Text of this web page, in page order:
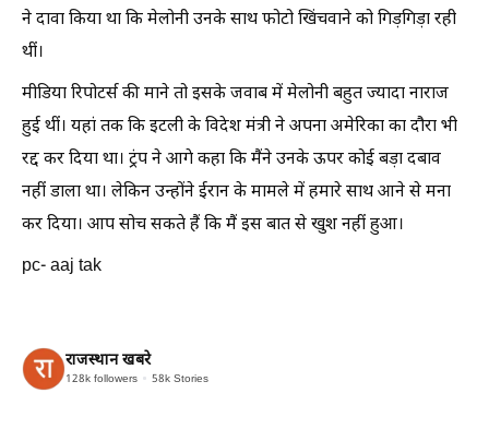
ने दावा किया था कि मेलोनी उनके साथ फोटो खिंचवाने को गिड़गिड़ा रही
थीं।
मीडिया रिपोटर्स की माने तो इसके जवाब में मेलोनी बहुत ज्यादा नाराज
हुई थीं। यहां तक कि इटली के विदेश मंत्री ने अपना अमेरिका का दौरा भी
रद्द कर दिया था। ट्रंप ने आगे कहा कि मैंने उनके ऊपर कोई बड़ा दबाव
नहीं डाला था। लेकिन उन्होंने ईरान के मामले में हमारे साथ आने से मना
कर दिया। आप सोच सकते हैं कि मैं इस बात से खुश नहीं हुआ।
pc- aaj tak
राजस्थान खबरे
128k followers 58k Stories